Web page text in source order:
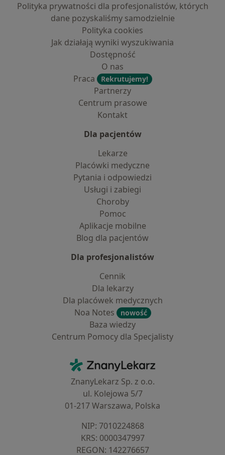
Polityka prywatności dla profesjonalistów, których
dane pozyskaliśmy samodzielnie
Polityka cookies
Jak działają wyniki wyszukiwania
Dostępność
O nas
Praca
Rekrutujemy!
Partnerzy
Centrum prasowe
Kontakt
Dla pacjentów
Lekarze
Placówki medyczne
Pytania i odpowiedzi
Usługi i zabiegi
Choroby
Pomoc
Aplikacje mobilne
Blog dla pacjentów
Dla profesjonalistów
Cennik
Dla lekarzy
Dla placówek medycznych
Noa Notes
nowość
Baza wiedzy
Centrum Pomocy dla Specjalisty
ZnanyLekarz - Strona główna
ZnanyLekarz Sp. z o.o.
ul. Kolejowa 5/7
01-217 Warszawa, Polska
NIP: ⁠7010224868
KRS: ⁠0000347997
REGON: ⁠142276657